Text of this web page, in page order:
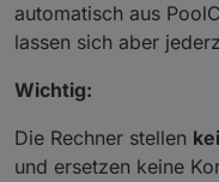
automatisch aus
lassen sich aber
Wichtig:
Die Rechner stellen
und ersetzen keine